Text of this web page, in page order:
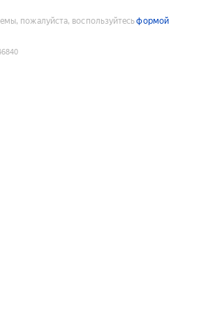
пожалуйста, воспользуйтесьформой